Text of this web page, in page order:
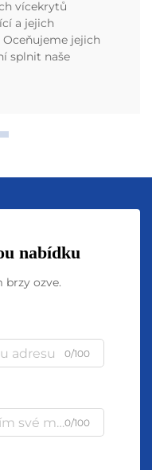
vícekrytů
a jejich
jejich
splnit naše
nabídku
brzy ozve.
0/100
0/100